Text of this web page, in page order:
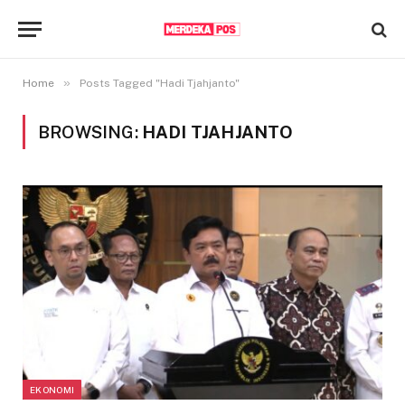
Home » Posts Tagged "Hadi Tjahjanto"
BROWSING: HADI TJAHJANTO
EKONOMI